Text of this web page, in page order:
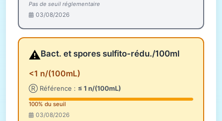
Pas de seuil réglementaire
03/08/2026
⚠️Bact. et spores sulfito-rédu./100ml
<1 n/(100mL)
Ⓡ Référence : ≤ 1 n/(100mL)
100% du seuil
03/08/2026